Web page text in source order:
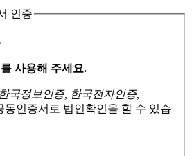
인증
사용해 주세요.
국정보인증, 한국전자인증,
동인증서로 법인확인을 할 수 있습